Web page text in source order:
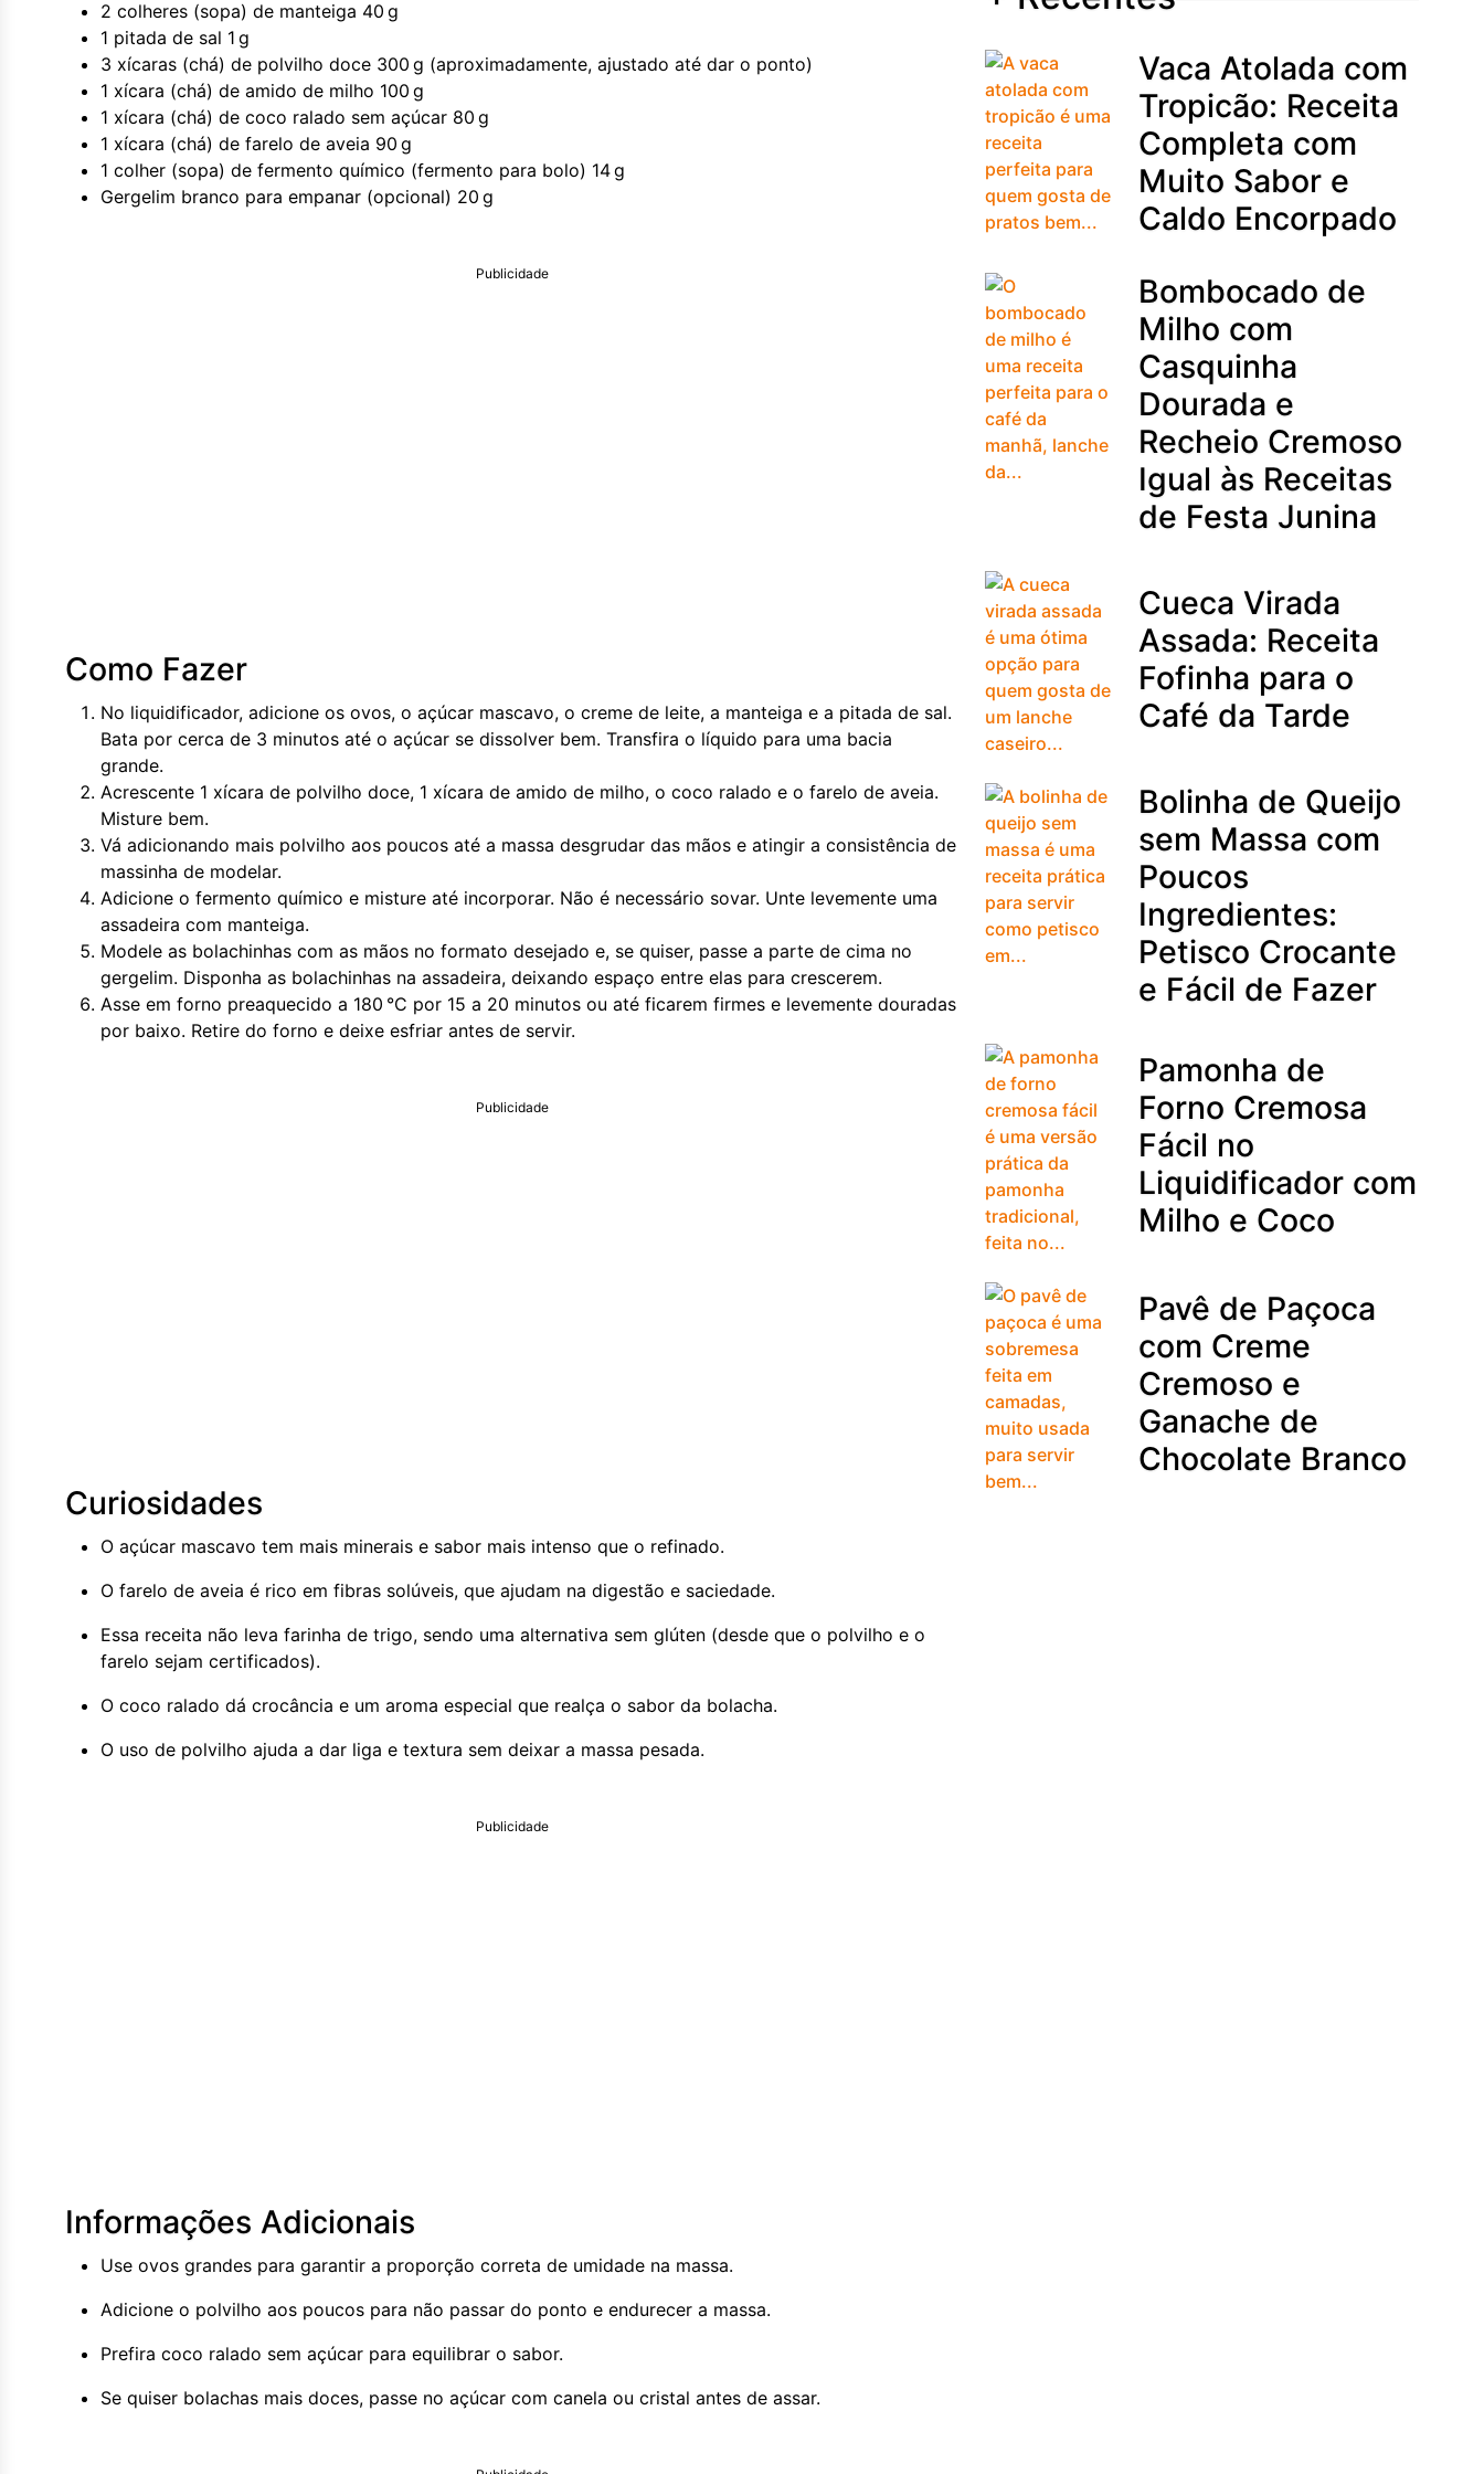
2 colheres (sopa) de manteiga 40 g
1 pitada de sal 1 g
3 xícaras (chá) de polvilho doce 300 g (aproximadamente, ajustado até dar o ponto)
1 xícara (chá) de amido de milho 100 g
1 xícara (chá) de coco ralado sem açúcar 80 g
1 xícara (chá) de farelo de aveia 90 g
1 colher (sopa) de fermento químico (fermento para bolo) 14 g
Gergelim branco para empanar (opcional) 20 g
Publicidade
Como Fazer
No liquidificador, adicione os ovos, o açúcar mascavo, o creme de leite, a manteiga e a pitada de sal.
Bata por cerca de 3 minutos até o açúcar se dissolver bem. Transfira o líquido para uma bacia
grande.
Acrescente 1 xícara de polvilho doce, 1 xícara de amido de milho, o coco ralado e o farelo de aveia.
Misture bem.
Vá adicionando mais polvilho aos poucos até a massa desgrudar das mãos e atingir a consistência de
massinha de modelar.
Adicione o fermento químico e misture até incorporar. Não é necessário sovar. Unte levemente uma
assadeira com manteiga.
Modele as bolachinhas com as mãos no formato desejado e, se quiser, passe a parte de cima no
gergelim. Disponha as bolachinhas na assadeira, deixando espaço entre elas para crescerem.
Asse em forno preaquecido a 180 °C por 15 a 20 minutos ou até ficarem firmes e levemente douradas
por baixo. Retire do forno e deixe esfriar antes de servir.
Publicidade
Curiosidades
O açúcar mascavo tem mais minerais e sabor mais intenso que o refinado.
O farelo de aveia é rico em fibras solúveis, que ajudam na digestão e saciedade.
Essa receita não leva farinha de trigo, sendo uma alternativa sem glúten (desde que o polvilho e o
farelo sejam certificados).
O coco ralado dá crocância e um aroma especial que realça o sabor da bolacha.
O uso de polvilho ajuda a dar liga e textura sem deixar a massa pesada.
Publicidade
Informações Adicionais
Use ovos grandes para garantir a proporção correta de umidade na massa.
Adicione o polvilho aos poucos para não passar do ponto e endurecer a massa.
Prefira coco ralado sem açúcar para equilibrar o sabor.
Se quiser bolachas mais doces, passe no açúcar com canela ou cristal antes de assar.
Vaca Atolada com
Tropicão: Receita
Completa com
Muito Sabor e
Caldo Encorpado
Bombocado de
Milho com
Casquinha
Dourada e
Recheio Cremoso
Igual às Receitas
de Festa Junina
Cueca Virada
Assada: Receita
Fofinha para o
Café da Tarde
Bolinha de Queijo
sem Massa com
Poucos
Ingredientes:
Petisco Crocante
e Fácil de Fazer
Pamonha de
Forno Cremosa
Fácil no
Liquidificador com
Milho e Coco
Pavê de Paçoca
com Creme
Cremoso e
Ganache de
Chocolate Branco